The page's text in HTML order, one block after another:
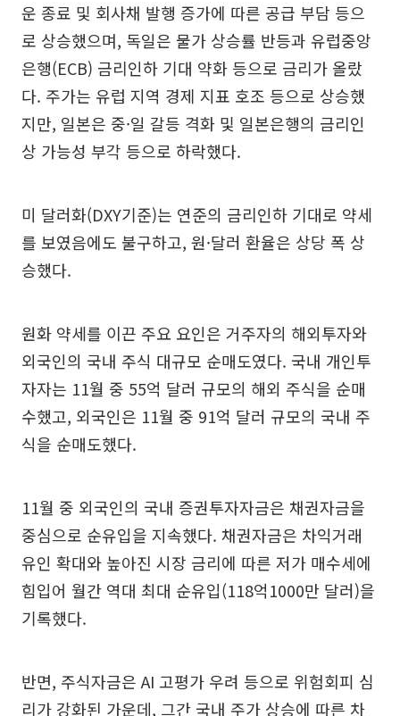
운 종료 및 회사채 발행 증가에 따른 공급 부담 등으
로 상승했으며, 독일은 물가 상승률 반등과 유럽중앙
은행(ECB) 금리인하 기대 약화 등으로 금리가 올랐
다. 주가는 유럽 지역 경제 지표 호조 등으로 상승했
지만, 일본은 중·일 갈등 격화 및 일본은행의 금리인
상 가능성 부각 등으로 하락했다.
미 달러화(DXY기준)는 연준의 금리인하 기대로 약세
를 보였음에도 불구하고, 원·달러 환율은 상당 폭 상
승했다.
원화 약세를 이끈 주요 요인은 거주자의 해외투자와
외국인의 국내 주식 대규모 순매도였다. 국내 개인투
자자는 11월 중 55억 달러 규모의 해외 주식을 순매
수했고, 외국인은 11월 중 91억 달러 규모의 국내 주
식을 순매도했다.
11월 중 외국인의 국내 증권투자자금은 채권자금을
중심으로 순유입을 지속했다. 채권자금은 차익거래
유인 확대와 높아진 시장 금리에 따른 저가 매수세에
힘입어 월간 역대 최대 순유입(118억1000만 달러)을
기록했다.
반면, 주식자금은 AI 고평가 우려 등으로 위험회피 심
리가 강화된 가운데, 그간 국내 주가 상승에 따른 차